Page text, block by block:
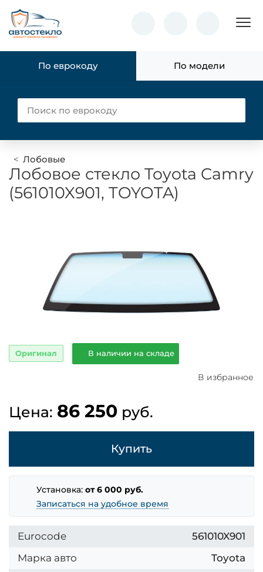
По еврокоду По модели
Лобовые
Лобовое стекло Toyota Camry
(561010X901, TOYOTA)
Оригинал В наличии на складе
В избранное
Цена: 86 250 руб.
Купить
Установка:от 6 000 руб.
Записаться на удобное время
Eurocode
561010X901
Марка авто
Toyota